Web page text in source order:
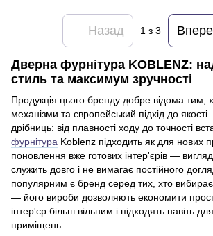
Назад 1з 3
Дверна фурнітура KOBLENZ:
стиль та максимум зручності
Продукція цього бренду добре відома тим,
механізми та європейський підхід до
дрібниць: від плавності ходу до точності
фурнітура Koblenz підходить як для нових
поновлення вже готових інтер'єрів —
служить довго і не вимагає постійного
популярним є бренд серед тих, хто вибирає
— його вироби дозволяють економити
інтер'єр більш вільним і підходять навіть
приміщень.